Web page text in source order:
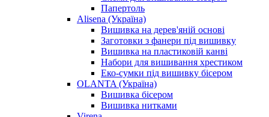
Папертоль
Alisena (Україна)
Вишивка на дерев'яній основі
Заготовки з фанери під вишивку
Вишивка на пластиковій канві
Набори для вишивання хрестиком
Еко-сумки під вишивку бісером
OLANTA (Україна)
Вишивка бісером
Вишивка нитками